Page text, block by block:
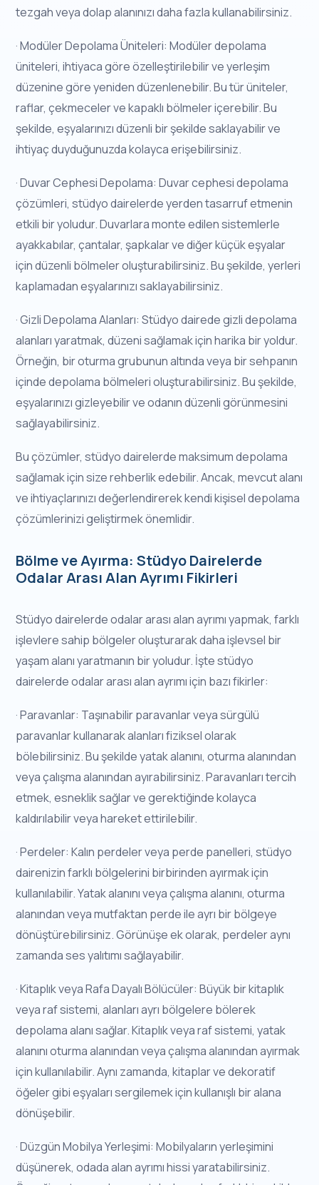
tezgah veya dolap alanınızı daha fazla kullanabilirsiniz.
· Modüler Depolama Üniteleri: Modüler depolama
üniteleri, ihtiyaca göre özelleştirilebilir ve yerleşim
düzenine göre yeniden düzenlenebilir. Bu tür üniteler,
raflar, çekmeceler ve kapaklı bölmeler içerebilir. Bu
şekilde, eşyalarınızı düzenli bir şekilde saklayabilir ve
ihtiyaç duyduğunuzda kolayca erişebilirsiniz.
· Duvar Cephesi Depolama: Duvar cephesi depolama
çözümleri, stüdyo dairelerde yerden tasarruf etmenin
etkili bir yoludur. Duvarlara monte edilen sistemlerle
ayakkabılar, çantalar, şapkalar ve diğer küçük eşyalar
için düzenli bölmeler oluşturabilirsiniz. Bu şekilde, yerleri
kaplamadan eşyalarınızı saklayabilirsiniz.
· Gizli Depolama Alanları: Stüdyo dairede gizli depolama
alanları yaratmak, düzeni sağlamak için harika bir yoldur.
Örneğin, bir oturma grubunun altında veya bir sehpanın
içinde depolama bölmeleri oluşturabilirsiniz. Bu şekilde,
eşyalarınızı gizleyebilir ve odanın düzenli görünmesini
sağlayabilirsiniz.
Bu çözümler, stüdyo dairelerde maksimum depolama
sağlamak için size rehberlik edebilir. Ancak, mevcut alanı
ve ihtiyaçlarınızı değerlendirerek kendi kişisel depolama
çözümlerinizi geliştirmek önemlidir.
Bölme ve Ayırma: Stüdyo Dairelerde
Odalar Arası Alan Ayrımı Fikirleri
Stüdyo dairelerde odalar arası alan ayrımı yapmak, farklı
işlevlere sahip bölgeler oluşturarak daha işlevsel bir
yaşam alanı yaratmanın bir yoludur. İşte stüdyo
dairelerde odalar arası alan ayrımı için bazı fikirler:
· Paravanlar: Taşınabilir paravanlar veya sürgülü
paravanlar kullanarak alanları fiziksel olarak
bölebilirsiniz. Bu şekilde yatak alanını, oturma alanından
veya çalışma alanından ayırabilirsiniz. Paravanları tercih
etmek, esneklik sağlar ve gerektiğinde kolayca
kaldırılabilir veya hareket ettirilebilir.
· Perdeler: Kalın perdeler veya perde panelleri, stüdyo
dairenizin farklı bölgelerini birbirinden ayırmak için
kullanılabilir. Yatak alanını veya çalışma alanını, oturma
alanından veya mutfaktan perde ile ayrı bir bölgeye
dönüştürebilirsiniz. Görünüşe ek olarak, perdeler aynı
zamanda ses yalıtımı sağlayabilir.
· Kitaplık veya Rafa Dayalı Bölücüler: Büyük bir kitaplık
veya raf sistemi, alanları ayrı bölgelere bölerek
depolama alanı sağlar. Kitaplık veya raf sistemi, yatak
alanını oturma alanından veya çalışma alanından ayırmak
için kullanılabilir. Aynı zamanda, kitaplar ve dekoratif
öğeler gibi eşyaları sergilemek için kullanışlı bir alana
dönüşebilir.
· Düzgün Mobilya Yerleşimi: Mobilyaların yerleşimini
düşünerek, odada alan ayrımı hissi yaratabilirsiniz.